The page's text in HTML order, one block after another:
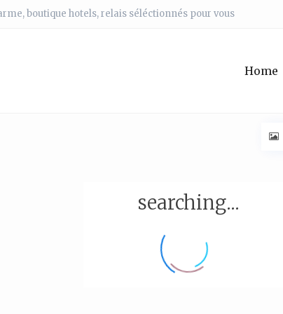
boutique hotels, relais séléctionnés pour vous
Home
searching...